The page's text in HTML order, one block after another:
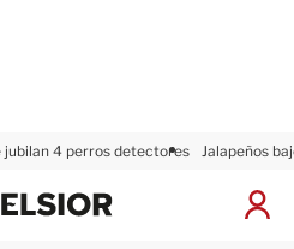
jubilan 4 perros detectores Jalapeños
I
x